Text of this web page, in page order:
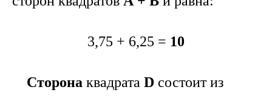
3,75 + 6,25 = 10
Сторона квадрата D состоит из